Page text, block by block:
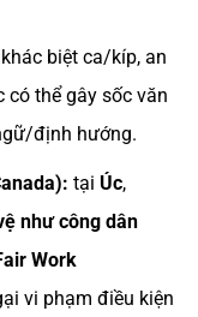
khác biệt ca/kíp, an
có thể gây sốc văn
định hướng.
tại Úc,
như công dân
Work
vi phạm điều kiện